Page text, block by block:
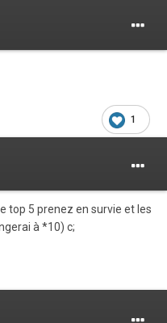
1
top 5 prenez en survie et les
à *10) c;